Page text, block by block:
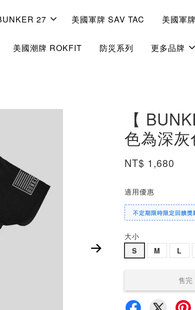
27 美國軍牌 SAV TAC 美國軍
美國潮牌 ROKFIT 防災系列 更多品牌
【
色為深
NT$ 1,680
適用優惠
不定期限時限定回饋獎
大小
S
M L
售完